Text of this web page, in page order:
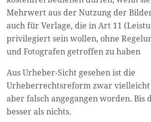
Mehrwert aus der Nutzung der
auch für Verlage, die in Art 11
privilegiert sein wollen, ohne
und Fotografen getroffen zu haben
Aus Urheber-Sicht gesehen ist die
Urheberrechtsreform zwar vielleicht
aber falsch angegangen worden. Bis
besser als nichts.